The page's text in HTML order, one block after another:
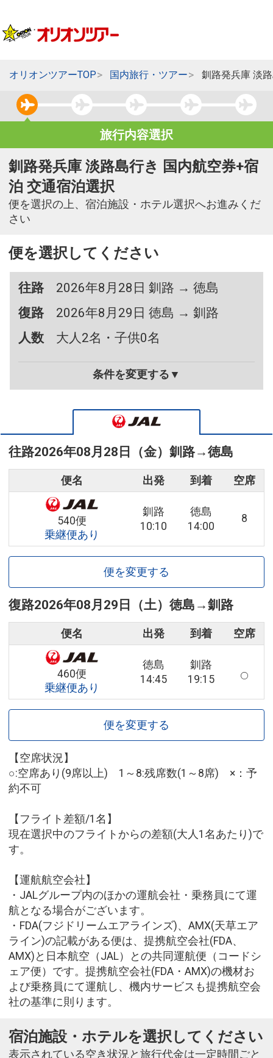
オリオンツアーTOP 国内旅行・ツアー 釧路発兵庫 淡
旅行内容選択
釧路発兵庫 淡路島行き 国内航空券+宿
泊 交通宿泊選択
便を選択の上、宿泊施設・ホテル選択へお進みくだ
さい
便を選択してください
往路
2026年8月28日 釧路 → 徳島
復路
2026年8月29日 徳島 → 釧路
人数
大人2名・子供0名
条件を変更する▼
往路2026年08月28日（金） 釧路→徳島
便名 出発 到着 空席
540便
乗継便あり
釧路
10:10
徳島
14:00
8
便を変更する
復路2026年08月29日（土） 徳島 →釧路
便名 出発 到着 空席
460便
乗継便あり
徳島
14:45
釧路
19:15
便を変更する
【空席状況】
○:空席あり(9席以上) 1～8:残席数(1～8席) ×：予
約不可
【フライト差額/1名】
現在選択中のフライトからの差額(大人1名あたり)で
す。
【運航航空会社】
・JALグループ内のほかの運航会社・乗務員にて運
航となる場合がございます。
・FDA(フジドリームエアラインズ)、AMX(天草エア
ライン)の記載がある便は、提携航空会社(FDA、
AMX)と日本航空（JAL）との共同運航便（コードシ
ェア便）です。提携航空会社(FDA・AMX)の機材お
よび乗務員にて運航し、機内サービスも提携航空会
社の基準に則ります。
宿泊施設・ホテルを選択してください
表示されている空き状況と旅行代金は一定時間ごと